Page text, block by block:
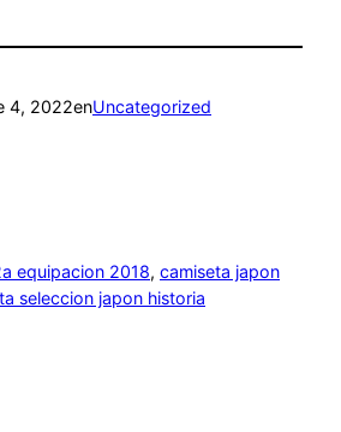
4, 2022enUncategorized
equipacion 2018, camiseta japon
seleccion japon historia